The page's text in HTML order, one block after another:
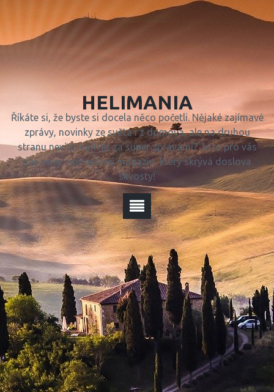
HELIMANIA
Říkáte si, že byste si docela něco početli. Nějaké zajímavé
zprávy, novinky ze světa i z domova, ale na druhou
stranu nevíte, kam jít za super zprávami? Je tu pro vás
náš nový internetový magazín, který skrývá doslova
skvosty!